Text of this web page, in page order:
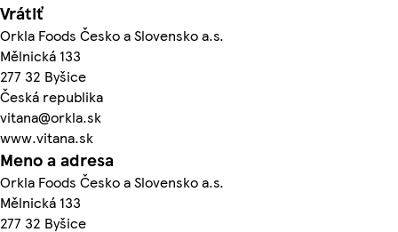
Vrátiť
Orkla Foods Česko a Slovensko a.s.
Mělnická 133
277 32 Byšice
Česká republika
vitana@orkla.sk
www.vitana.sk
Meno a adresa
Orkla Foods Česko a Slovensko a.s.
Mělnická 133
277 32 Byšice